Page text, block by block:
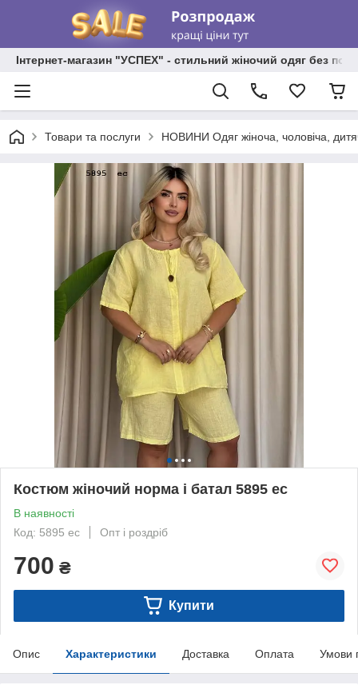
Інтернет-магазин "УСПЕХ" - стильний жіночий одяг без
Товари та послуги НОВИНИ Одяг жіноча, чоловіча,
Костюм жіночий норма і батал 5895 ес
В наявності
Код: 5895 ес
Опт і роздріб
700 ₴
Купити
Опис Характеристики Доставка Оплата Умови